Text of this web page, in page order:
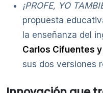
¡PROFE, YO
propuesta
la enseñanza del
Carlos Cifuentes
sus dos versiones